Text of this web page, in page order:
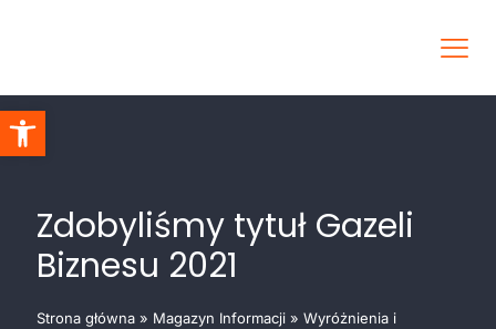
Otwórz pasek narzędzi
Zdobyliśmy tytuł Gazeli
Biznesu 2021
Strona główna » Magazyn Informacji » Wyróżnienia i